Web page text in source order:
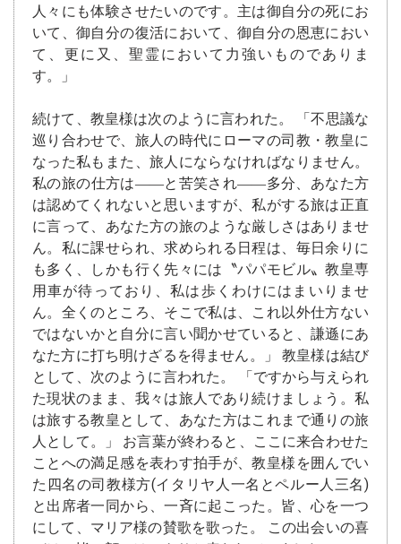
人々にも体験させたいのです。主は御自分の死にお
いて、御自分の復活において、御自分の恩恵におい
て、更に又、聖霊において力強いものでありま
す。」
続けて、教皇様は次のように言われた。 「不思議な
巡り合わせで、旅人の時代にローマの司教・教皇に
なった私もまた、旅人にならなければなりません。
私の旅の仕方は――と苦笑され――多分、あなた方
は認めてくれないと思いますが、私がする旅は正直
に言って、あなた方の旅のような厳しさはありませ
ん。私に課せられ、求められる日程は、毎日余りに
も多く、しかも行く先々には〝パパモビル〟教皇専
用車が待っており、私は歩くわけにはまいりませ
ん。全くのところ、そこで私は、これ以外仕方ない
ではないかと自分に言い聞かせていると、謙遜にあ
なた方に打ち明けざるを得ません。」 教皇様は結び
として、次のように言われた。 「ですから与えられ
た現状のまま、我々は旅人であり続けましょう。私
は旅する教皇として、あなた方はこれまで通りの旅
人として。」 お言葉が終わると、ここに来合わせた
ことへの満足感を表わす拍手が、教皇様を囲んでい
た四名の司教様方(イタリヤ人一名とペルー人三名)
と出席者一同から、一斉に起こった。皆、心を一つ
にして、マリア様の賛歌を歌った。 この出会いの喜